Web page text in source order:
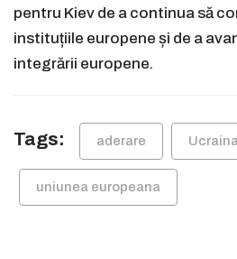
pentru Kiev de a continua să
instituțiile europene și de a
integrării europene.
Tags: aderare Ucraina
uniunea europeana